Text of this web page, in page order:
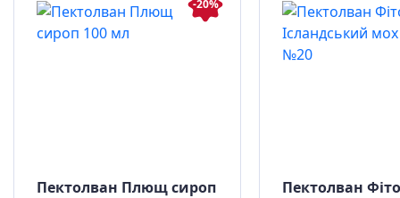
-20%
Пектолван Плющ сироп
Пектолван Фіто